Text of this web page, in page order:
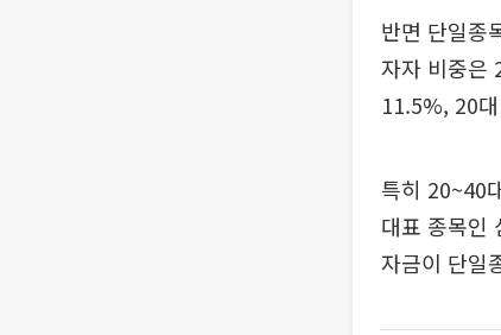
반면 단일종
자자 비중은
11.5%, 20
특히 20~40
대표 종목인
자금이 단일